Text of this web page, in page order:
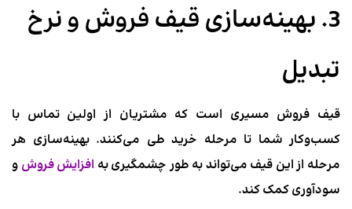
3. بهینه‌سازی قیف فروش و نرخ
تبدیل
قیف فروش مسیری است که مشتریان از اولین تماس با
کسب‌وکار شما تا مرحله خرید طی می‌کنند. بهینه‌سازی هر
مرحله از این قیف می‌تواند به طور چشمگیری به افزایش فروش و
سودآوری کمک کند.